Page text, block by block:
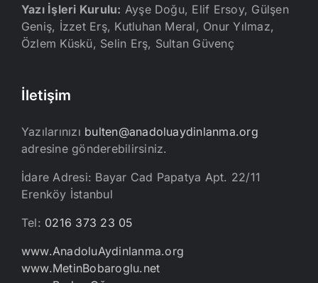
Yazı İşleri Kurulu: Ayşe Doğu, Elif Ersoy, Gülşen
Geniş, İzzet Erş, Kutluhan Meral, Onur Yılmaz,
Özlem Küskü, Selin Erş, Sultan Güvenç
İletişim
Yazılarınızı bulten@anadoluaydinlanma.org
adresine gönderebilirsiniz.
İdare Adresi: Bayar Cad Papatya Apt. 22/11
Erenköy İstanbul
Tel: 0216 373 23 05
www.AnadoluAydinlanma.org
www.MetinBobaroglu.net